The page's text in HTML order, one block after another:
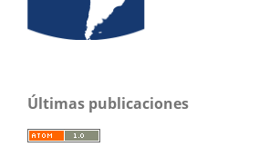
Últimas publicaciones